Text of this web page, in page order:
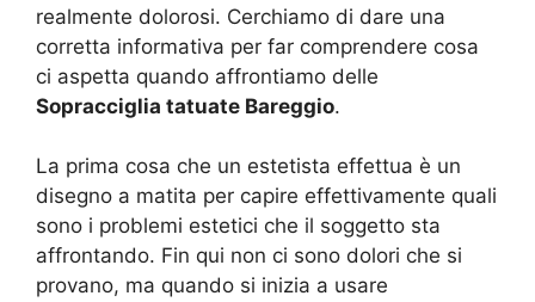
realmente dolorosi. Cerchiamo di dare una
corretta informativa per far comprendere cosa
ci aspetta quando affrontiamo delle
Sopracciglia tatuate Bareggio.
La prima cosa che un estetista effettua è un
disegno a matita per capire effettivamente quali
sono i problemi estetici che il soggetto sta
affrontando. Fin qui non ci sono dolori che si
provano, ma quando si inizia a usare